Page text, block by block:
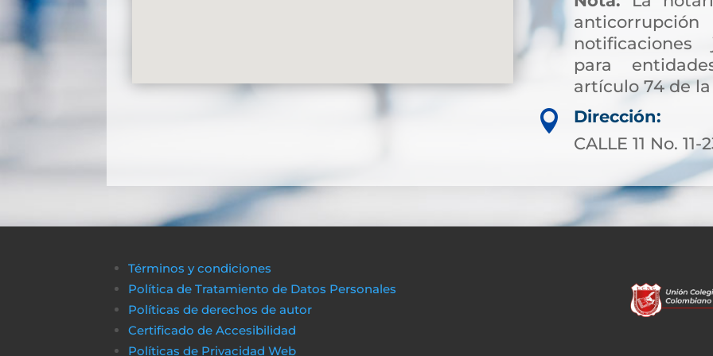
para
artículo 74 de la

Dirección:
CALLE 11 No.
Términos y condiciones
Política de Tratamiento de Datos Personales
Políticas de derechos de autor
Certificado de Accesibilidad
Políticas de Privacidad Web